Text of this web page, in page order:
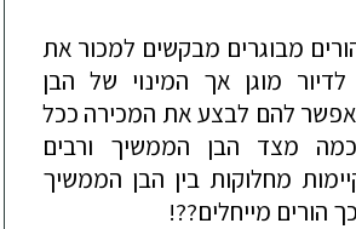
מבוגרים מבקשים למכור את
מוגן אך המינוי של הבן
להם לבצע את המכירה ככל
מצד הבן הממשיך ורבים
מחלוקות בין הבן הממשיך
הורים מייחלים??!